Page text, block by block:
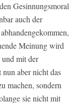
Gesinnungsmoral
auch der
Meinung wird
und mit der
aber nicht das
machen, sondern
sie nicht mit